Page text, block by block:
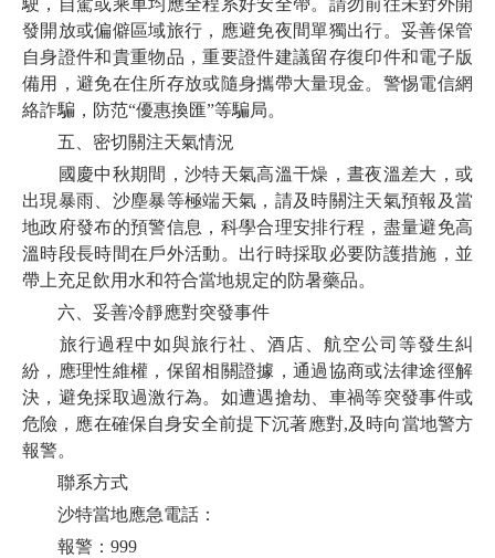
駛，自駕或乘車均應全程系好安全帶。請勿前往未對外開
發開放或偏僻區域旅行，應避免夜間單獨出行。妥善保管
自身證件和貴重物品，重要證件建議留存復印件和電子版
備用，避免在住所存放或隨身攜帶大量現金。警惕電信網
絡詐騙，防范“優惠換匯”等騙局。
五、密切關注天氣情況
國慶中秋期間，沙特天氣高溫干燥，晝夜溫差大，或
出現暴雨、沙塵暴等極端天氣，請及時關注天氣預報及當
地政府發布的預警信息，科學合理安排行程，盡量避免高
溫時段長時間在戶外活動。出行時採取必要防護措施，並
帶上充足飲用水和符合當地規定的防暑藥品。
六、妥善冷靜應對突發事件
旅行過程中如與旅行社、酒店、航空公司等發生糾
紛，應理性維權，保留相關證據，通過協商或法律途徑解
決，避免採取過激行為。如遭遇搶劫、車禍等突發事件或
危險，應在確保自身安全前提下沉著應對,及時向當地警方
報警。
聯系方式
沙特當地應急電話：
報警：999